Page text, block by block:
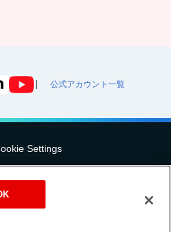
公式アカウント一覧
Settings
Seika ファルマ株式会社